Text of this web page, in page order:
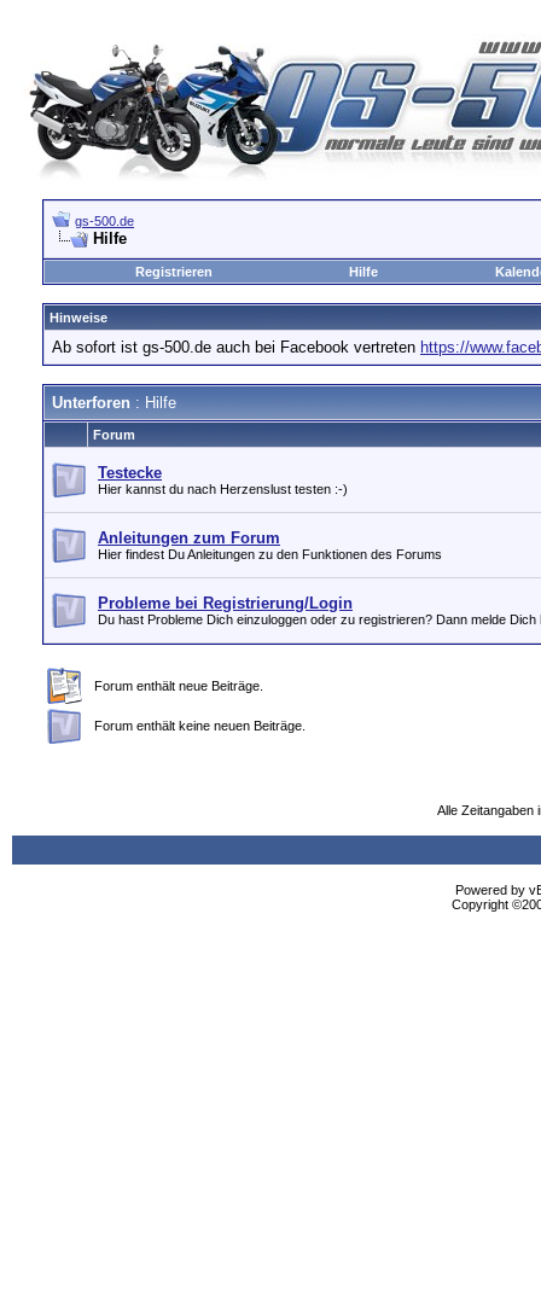
gs-500.de
Hilfe
Registrieren Hilfe
Hinweise
Ab sofort ist gs-500.de auch bei Facebook vertreten https://
Unterforen : Hilfe
Forum
Testecke
Hier kannst du nach Herzenslust testen :-)
Anleitungen zum Forum
Hier findest Du Anleitungen zu den Funktionen des Forums
Probleme bei Registrierung/Login
Du hast Probleme Dich einzuloggen oder zu registrieren? Dann melde Dich
Forum enthält neue Beiträge.
Forum enthält keine neuen Beiträge.
Alle Zeitangaben
Powered by
Copyright